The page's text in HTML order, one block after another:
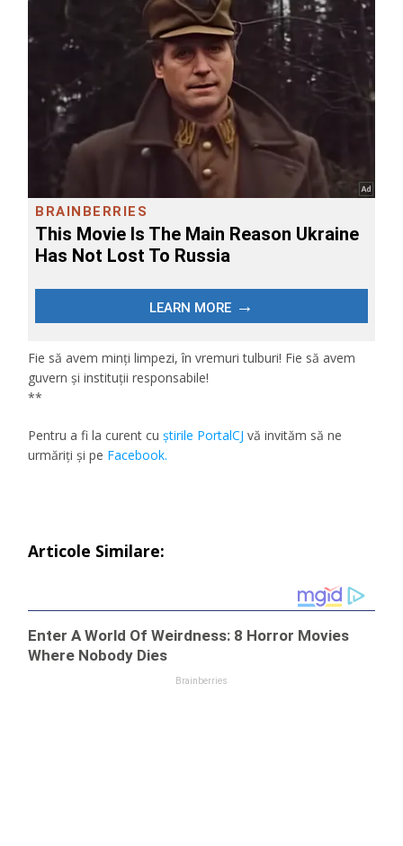
Fie să avem minți limpezi, în vremuri tulburi! Fie să avem
guvern și instituții responsabile!
**
Pentru a fi la curent cuştirile PortalCJ vă invităm să ne
urmăriţi şi pe Facebook.
Articole Similare: